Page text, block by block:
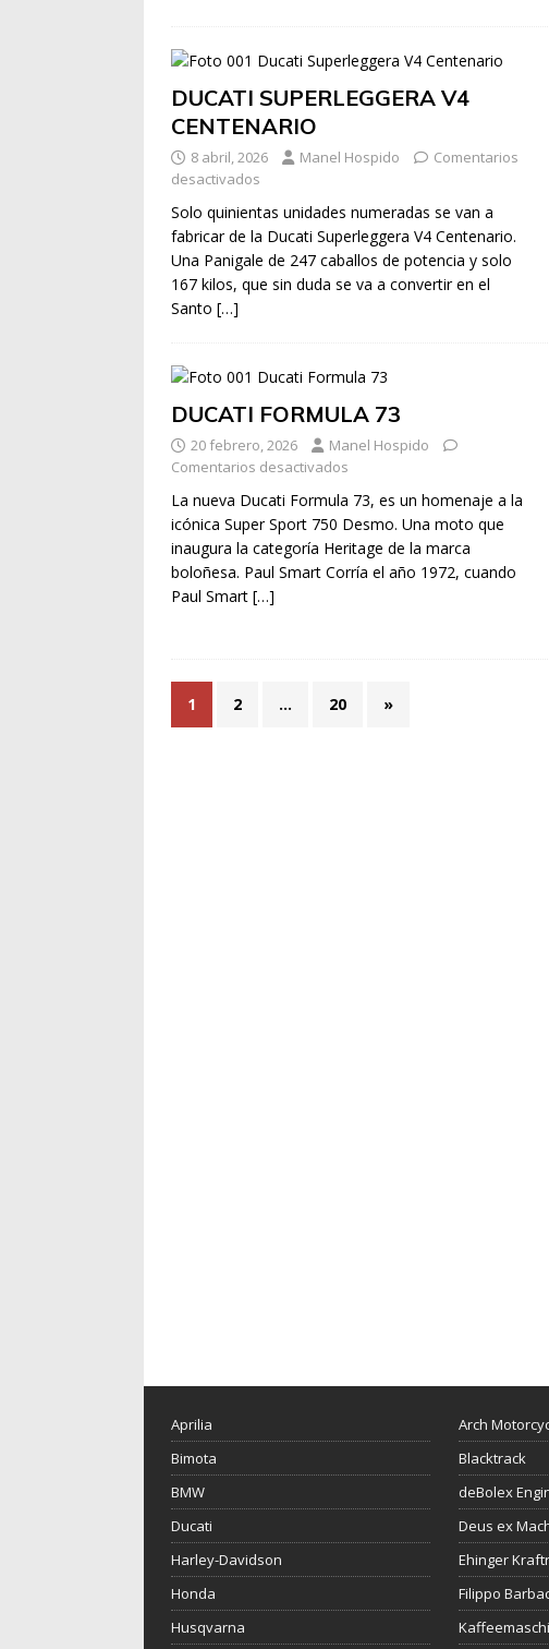
DUCATI SUPERLEGGERA V4
CENTENARIO
8 abril, 2026 Manel Hospido
Comentarios
desactivados
Solo quinientas unidades numeradas se van a
fabricar de la Ducati Superleggera V4 Centenario.
Una Panigale de 247 caballos de potencia y solo
167 kilos, que sin duda se va a convertir en el
Santo […]
DUCATI FORMULA 73
20 febrero, 2026
Manel Hospido
Comentarios desactivados
La nueva Ducati Formula 73, es un homenaje a la
icónica Super Sport 750 Desmo. Una moto que
inaugura la categoría Heritage de la marca
boloñesa. Paul Smart Corría el año 1972, cuando
Paul Smart […]
1 2 … 20 »
Aprilia
Bimota
BMW
Ducati
Harley-Davidson
Honda
Husqvarna
Arch
Blacktrack
deBolex
Deus ex
Ehinger
Filippo